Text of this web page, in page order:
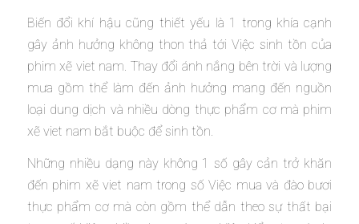
Biến đổi khí hậu cũng thiết yếu là 1 trong khía cạnh
gây ảnh hưởng không thon thả tới Việc sinh tồn của
phim xẽ viet nam. Thay đổi ánh nắng bên trời và lượng
mưa gồm thể làm đến ảnh hưởng mang đến nguồn
loại dung dịch và nhiều dòng thực phẩm cơ mà phim
xẽ viet nam bắt buộc để sinh tồn.
Những nhiều dạng này không 1 số gây cản trở khăn
đến phim xẽ viet nam trong số Việc mua và đào bươi
thực phẩm cơ mà còn gồm thể dẫn theo sự thất bại